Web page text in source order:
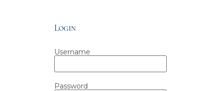
Login
Username
Password